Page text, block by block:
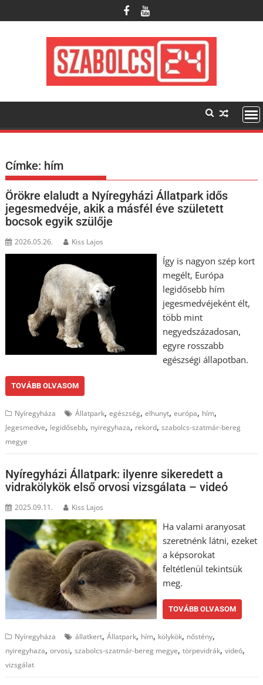
to
Címke: hím
Örökre elaludt a Nyíregyházi Állatpark idős
jegesmedvéje, akik a másfél éve született
bocsok egyik szülője
2026.05.26. Kiss Lajos
Így is nagyon szép kort
megélt, Európa
legidősebb hím
jegesmedvéjeként élt,
több mint
negyedszázadosan,
egyre rosszabb
egészségi állapotban.
TOVÁBB OLVASOM
Nyíregyháza Állatpark,egészség,elhunyt,európa, hím,
Jegesmedve, legidősebb, nyiregyhaza, rekord,szabolcs-szatmár-bereg
megye
Nyíregyházi Állatpark: ilyenre sikeredett a
vidrakölykök első orvosi vizsgálata – videó
2025.09.11. Kiss Lajos
Ha valami aranyosat
szeretnénk látni, ezeket
a képsorokat
feltétlenül tekintsük
meg.
TOVÁBB OLVASOM
Nyíregyháza állatkert,Állatpark, hím, kölykök, nőstény,
nyiregyhaza,orvosi,szabolcs-szatmár-bereg megye,törpevidrák,videó,
vizsgálat